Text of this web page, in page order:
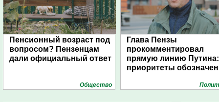
Пенсионный возраст под
вопросом? Пензенцам
дали официальный ответ
Общество
Глава Пензы
прокомментировал
прямую линию Путина:
приоритеты